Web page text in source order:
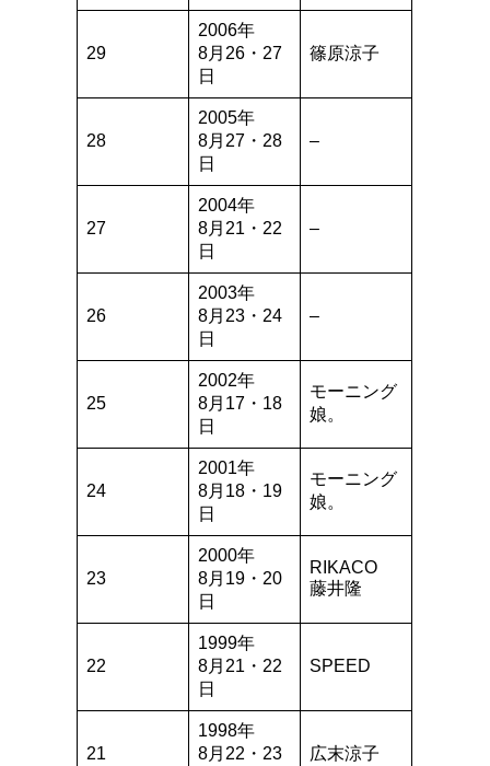
29
2006年
8月26・27
日
篠原涼子
28
2005年
8月27・28
日
–
27
2004年
8月21・22
日
–
26
2003年
8月23・24
日
–
25
2002年
8月17・18
日
モーニング
娘。
24
2001年
8月18・19
日
モーニング
娘。
23
2000年
8月19・20
日
RIKACO
藤井隆
22
1999年
8月21・22
日
SPEED
21
1998年
8月22・23
広末涼子